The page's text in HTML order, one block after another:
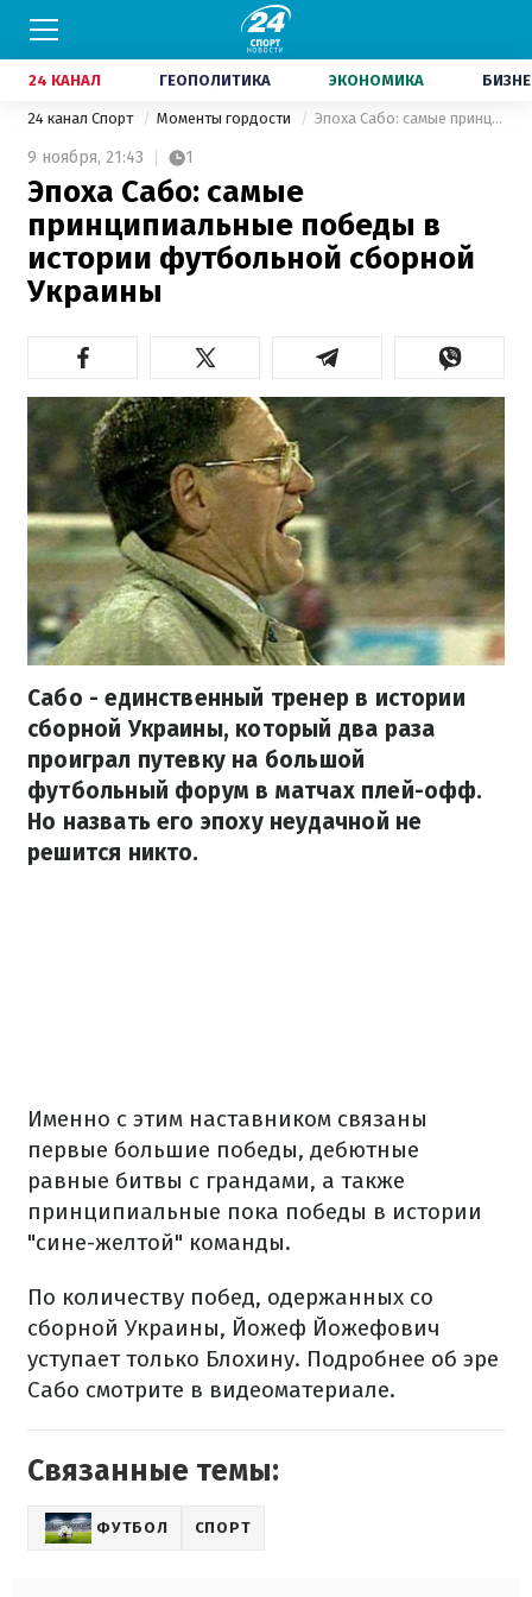
24 КАНАЛ ГЕОПОЛИТИКА ЭКОНОМИКА
24 канал Спорт Моменты гордости Эпоха Сабо: самые принципиальные победы в истории футбольной сборной Украины
9 ноября, 21:43 1
Эпоха Сабо: самые
принципиальные победы в
истории футбольной сборной
Украины
Сабо - единственный тренер в истории
сборной Украины, который два раза
проиграл путевку на большой
футбольный форум в матчах плей-офф.
Но назвать его эпоху неудачной не
решится никто.
Именно с этим наставником связаны
первые большие победы, дебютные
равные битвы с грандами, а также
принципиальные пока победы в истории
"сине-желтой" команды.
По количеству побед, одержанных со
сборной Украины, Йожеф Йожефович
уступает только Блохину. Подробнее об эре
Сабо смотрите в видеоматериале.
Связанные темы:
ФУТБОЛ СПОРТ